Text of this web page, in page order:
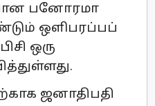
பனோரமா
ஒளிபரப்பப்
ஒரு
ஜனாதிபதி